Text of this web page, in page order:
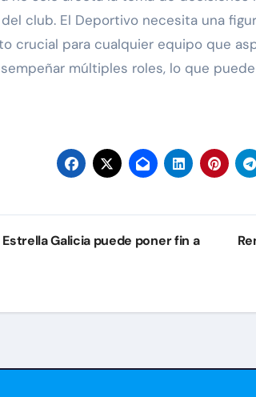
club. El Deportivo necesita una
crucial para cualquier equipo que
múltiples roles, lo que
Galicia puede poner fin a